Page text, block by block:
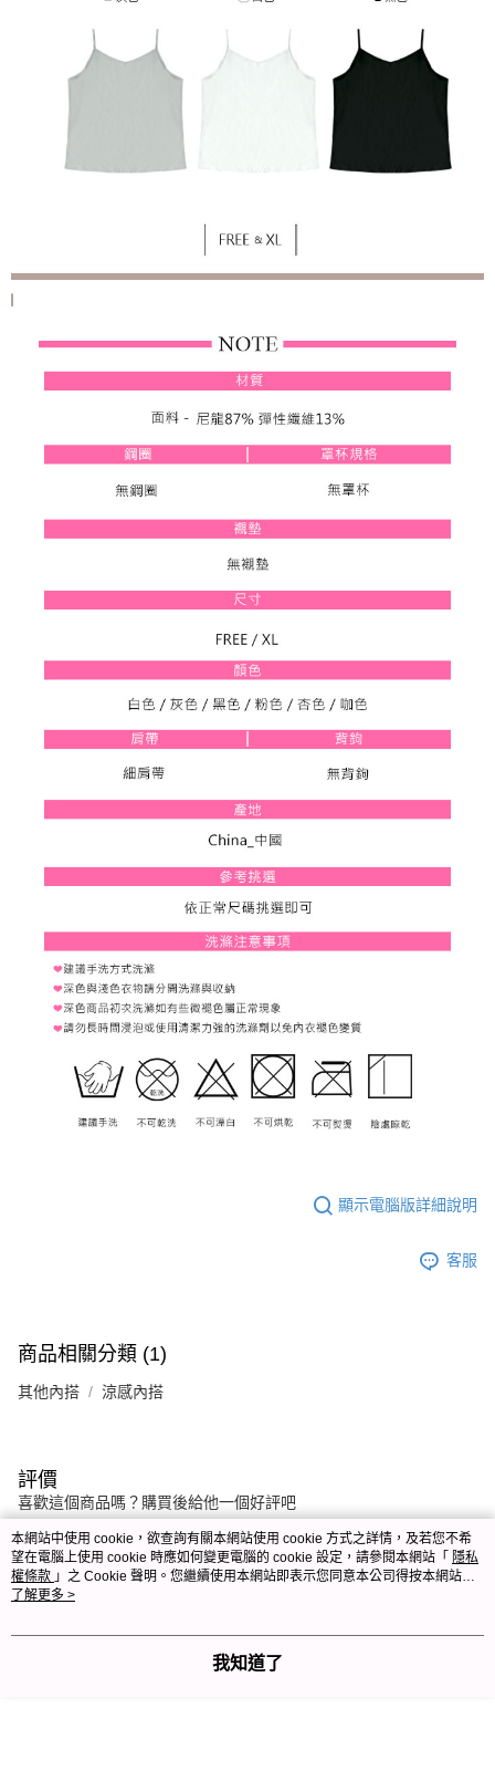
顯示電腦版詳細說明
客服
商品相關分類 (1)
其他內搭 涼感內搭
評價
喜歡這個商品嗎？購買後給他一個好評吧
本分類熱銷全站排行
本網站中使用 cookie，欲查詢有關本網站使用 cookie 方式之詳情，及若您不希
望在電腦上使用 cookie 時應如何變更電腦的 cookie 設定，請參閱本網站「 隱私
權條款 」之 Cookie 聲明。您繼續使用本網站即表示您同意本公司得按本網站使
用條款之 Cookie 聲明使用 cookie。
了解更多 >
我知道了